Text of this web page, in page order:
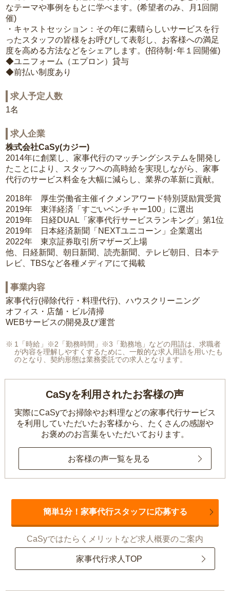
なテーマや事例をもとに学べます。(希望者のみ、月1回開
催)
・キャストセッション：その年に素晴らしいサービスを行
ったスタッフの皆様をお呼びして表彰し、お客様への満足
度を高める方法などをシェアします。(招待制･年１回開催)
◆ユニフォーム（エプロン）貸与
◆前払い制度あり
求人予定人数
1名
求人企業
株式会社CaSy(カジー)
2014年に創業し、家事代行のマッチングシステムを開発し
たことにより、スタッフへの高時給を実現しながら、家事
代行のサービス料金を大幅に減らし、業界の革新に貢献。
2018年 厚生労働省主催イクメンアワード特別奨励賞受賞
2019年 東洋経済「すごいベンチャー100」に選出
2019年 日経DUAL「家事代行サービスランキング」第1位
2019年 日本経済新聞「NEXTユニコーン」企業選出
2022年 東京証券取引所マザーズ上場
他、日経新聞、朝日新聞、読売新聞、テレビ朝日、日本テ
レビ、TBSなど各種メディアにて掲載
事業内容
家事代行(掃除代行・料理代行)、ハウスクリーニング
オフィス・店舗・ビル清掃
WEBサービスの開発及び運営
1「時給」※2「勤務時間」※3「勤務地」などの用語は、求職者
が内容を理解しやすくするために、一般的な求人用語を用いたも
のとなり、契約形態は業務委託での求人となります。
CaSyを利用されたお客様の声
実際にCaSyでお掃除やお料理などの家事代行サービス
を利用していただいたお客様から、 たくさんの感謝や
お褒めのお言葉をいただいております。
お客様の声一覧を見る
簡単1分！家事代行スタッフに応募する
CaSyではたらくメリットなど求人概要のご案内
家事代行求人TOP